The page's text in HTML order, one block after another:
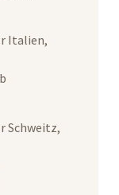
Italien,
Schweitz,